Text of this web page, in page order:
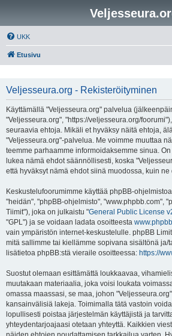
UKK
Etusivu
Veljesseura.org - Rekisteröityminen
Käyttämällä "Veljesseura.org" palvelua
"Veljesseura.org", "https://veljesseura.org/
seuraavia ehtoja. Mikäli et hyväksy näitä ehtoja,
"Veljesseura.org"-palvelua. Me voimme muuttaa
teemme parhaamme informoidaksemme sinua.
lukea nämä ehdot säännöllisesti, koska
että hyväksyt nämä ehdot siinä muodossa, kuin
Keskustelufoorumimme käyttää phpBB-
"heidän", "phpBB-ohjelmisto", "www.phpbb.com",
Tiimit"), joka on julkaistu "General Public License
"GPL") ja se voidaan ladata osoitteesta
vain ympäristön internet-keskustelulle. phpBB
mitä sallimme tai kiellämme sopivana sisältönä ja/
lisätietoa phpBB:stä vieraile osoitteessa: https://
Suostut olemaan esittämättä loukkaavaa,
muutakaan materiaalia, joka voisi loukata
omassa maassasi, se maa, johon
kansainvälisiä lakeja. Toimimalla tätä vastoin
lopullisesti poistaa järjestelmän käyttäjistä ja
yhteydentarjoajaasi otetaan yhteyttä. Kaikkien